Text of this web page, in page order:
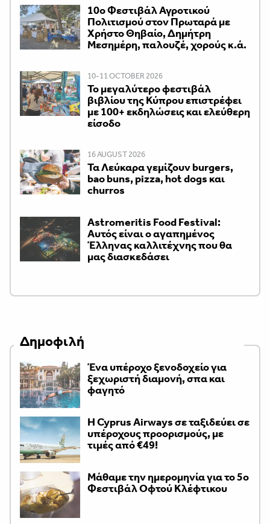
10ο Φεστιβάλ Αγροτικού
Πολιτισμού στον Πρωταρά με
Χρήστο Θηβαίο, Δημήτρη
Μεσημέρη, παλουζέ, χορούς κ.ά.
10-11 OCTOBER 2026
Το μεγαλύτερο φεστιβάλ
βιβλίου της Κύπρου επιστρέφει
με 100+ εκδηλώσεις και ελεύθερη
είσοδο
16 AUGUST 2026
Τα Λεύκαρα γεμίζουν burgers,
bao buns, pizza, hot dogs και
churros
Astromeritis Food Festival:
Αυτός είναι ο αγαπημένος
Έλληνας καλλιτέχνης που θα
μας διασκεδάσει
Δημοφιλή
Ένα υπέροχο ξενοδοχείο για
ξεχωριστή διαμονή, σπα και
φαγητό
H Cyprus Airways σε ταξιδεύει σε
υπέροχους προορισμούς, με
τιμές από €49!
Μάθαμε την ημερομηνία για το 5ο
Φεστιβάλ Οφτού Κλέφτικου